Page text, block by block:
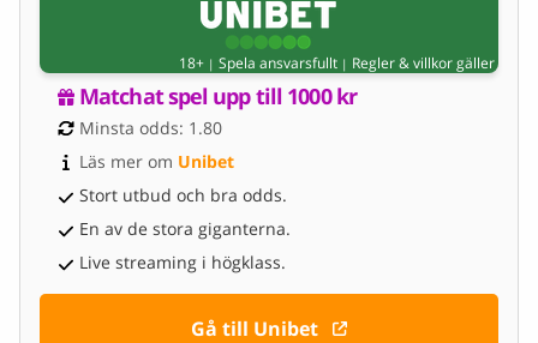
18+ | Spela ansvarsfullt | Regler & villkor gäller
Matchat spel upp till 1000 kr
Minsta odds: 1.80
Läs mer om Unibet
Stort utbud och bra odds.
En av de stora giganterna.
Live streaming i högklass.
Gå till Unibet